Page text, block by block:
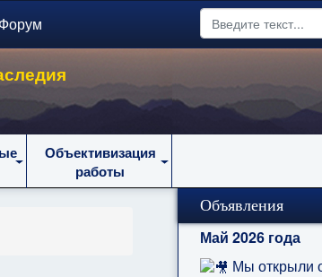
Форум
Объективизация
работы
Объявления
Май 2026 года
Мы открыли